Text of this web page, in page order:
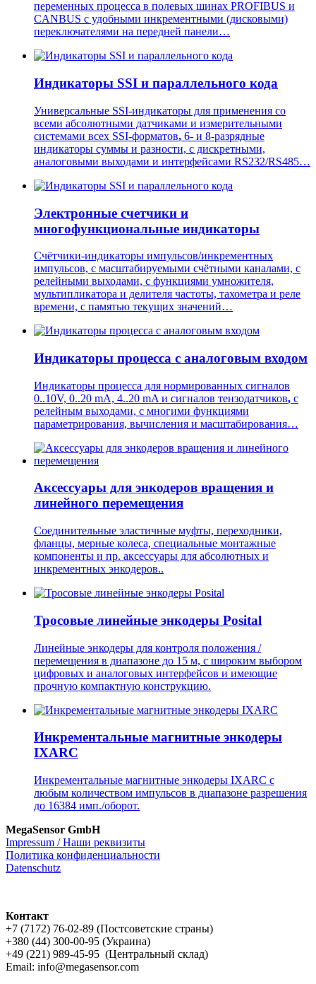
переменных процесса в полевых шинах PROFIBUS и
CANBUS с удобными инкрементными (дисковыми)
переключателями на передней панели…
Индикаторы SSI и параллельного кода
Универсальные SSI-индикаторы для применения со
всеми абсолютными датчиками и измерительными
системами всех SSI-форматов, 6- и 8-разрядные
индикаторы суммы и разности, с дискретными,
аналоговыми выходами и интерфейсами RS232/RS485…
Электронные счетчики и
многофункциональные индикаторы
Счётчики-индикаторы импульсов/инкрементных
импульсов, с масштабируемыми счётными каналами, с
релейными выходами, с функциями умножителя,
мультипликатора и делителя частоты, тахометра и реле
времени, с памятью текущих значений…
Индикаторы процесса с аналоговым входом
Индикаторы процесса для нормированных сигналов
0..10V, 0..20 mA, 4..20 mA и сигналов тензодатчиков, с
релейным выходами, с многими функциями
параметрирования, вычисления и масштабирования…
Аксессуары для энкодеров вращения и
линейного перемещения
Соединительные эластичные муфты, переходники,
фланцы, мерные колеса, специальные монтажные
компоненты и пр. аксессуары для абсолютных и
инкрементных энкодеров..
Тросовые линейные энкодеры Posital
Линейные энкодеры для контроля положения /
перемещения в диапазоне до 15 м, с широким выбором
цифровых и аналоговых интерфейсов и имеющие
прочную компактную конструкцию.
Инкрементальные магнитные энкодеры
IXARC
Инкрементальные магнитные энкодеры IXARC с
любым количеством импульсов в диапазоне разрешения
до 16384 имп./оборот.
MegaSensor GmbH
Impressum / Наши реквизиты
Политика конфиденциальности
Datenschutz
Контакт
+7 (7172) 76-02-89 (Постсоветские страны)
+380 (44) 300-00-95 (Украина)
+49 (221) 989-45-95 (Центральный склад)
Email: info@megasensor.com